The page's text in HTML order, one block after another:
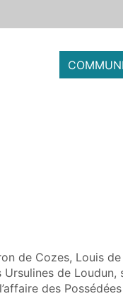
de Cozes, Louis de
de Loudun,
des